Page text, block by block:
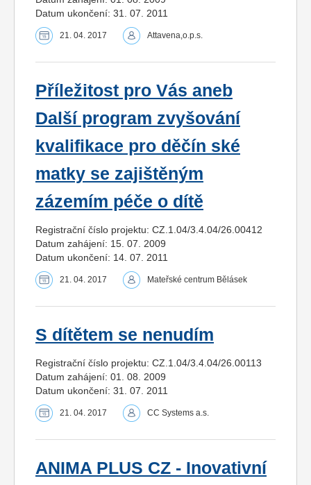
Datum ukončení: 31. 07. 2011
21. 04. 2017 Attavena,o.p.s.
Příležitost pro Vás aneb
Další program zvyšování
kvalifikace pro děčín ské
matky se zajištěným
zázemím péče o dítě
Registrační číslo projektu: CZ.1.04/3.4.04/26.00412
Datum zahájení: 15. 07. 2009
Datum ukončení: 14. 07. 2011
21. 04. 2017 Mateřské centrum Bělásek
S dítětem se nenudím
Registrační číslo projektu: CZ.1.04/3.4.04/26.00113
Datum zahájení: 01. 08. 2009
Datum ukončení: 31. 07. 2011
21. 04. 2017 CC Systems a.s.
ANIMA PLUS CZ - Inovativní